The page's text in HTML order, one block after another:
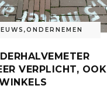
,ONDERNEMEN
VERPLICHT, OOK